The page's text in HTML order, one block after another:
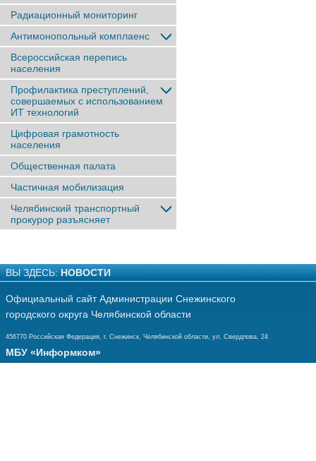
Радиационный мониторинг
Антимонопольный комплаенс
Всероссийская перепись
населения
Профилактика преступлений,
совершаемых с использованием
ИТ технологий
Цифровая грамотность
населения
Общественная палата
Частичная мобилизация
Челябинский транспортный
прокурор разъясняет
ВЫ ЗДЕСЬ: НОВОСТИ
Официальный сайт Администрации Снежинского
городского округа Челябинской области
456770 Российская Федерация, г. Снежинск, Челябинской области, ул. Свердлова, 24
МБУ «Информком»